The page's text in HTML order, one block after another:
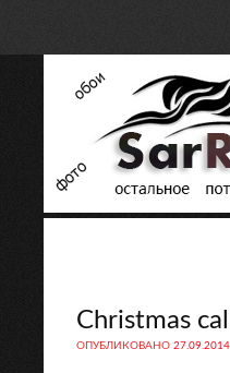
Christmas
ОПУБЛИКОВАНО 27.09.2014